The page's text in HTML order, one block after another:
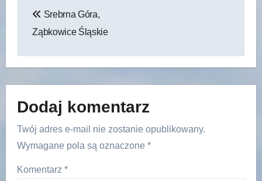
wpisu
Srebrna Góra,
Ząbkowice Śląskie
Dodaj komentarz
Twój adres e-mail nie zostanie opublikowany.
Wymagane pola są oznaczone *
Komentarz *